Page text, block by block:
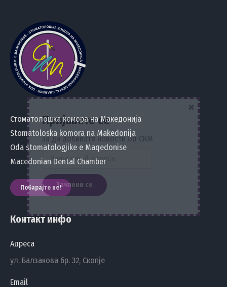
Стоматолошка комора на Македонија
Stomatoloska komora na Makedonija
Oda stomatologjike e Maqedonise
Macedonian Dental Chamber
Побарајте не!
Контакт инфо
Адреса
ул. Балзакова бр. 32, Скопје
Email
Пријавете се
за да добивате новости од СКМ
×